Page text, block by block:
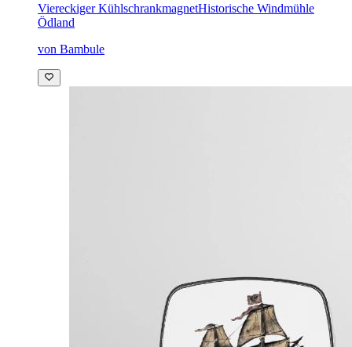
Viereckiger KühlschrankmagnetHistorische Windmühle
Ödland
von Bambule